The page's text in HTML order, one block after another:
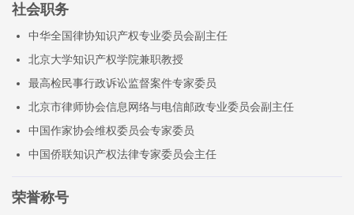
社会职务
中华全国律协知识产权专业委员会副主任
北京大学知识产权学院兼职教授
最高检民事行政诉讼监督案件专家委员
北京市律师协会信息网络与电信邮政专业委员会副主任
中国作家协会维权委员会专家委员
中国侨联知识产权法律专家委员会主任
荣誉称号